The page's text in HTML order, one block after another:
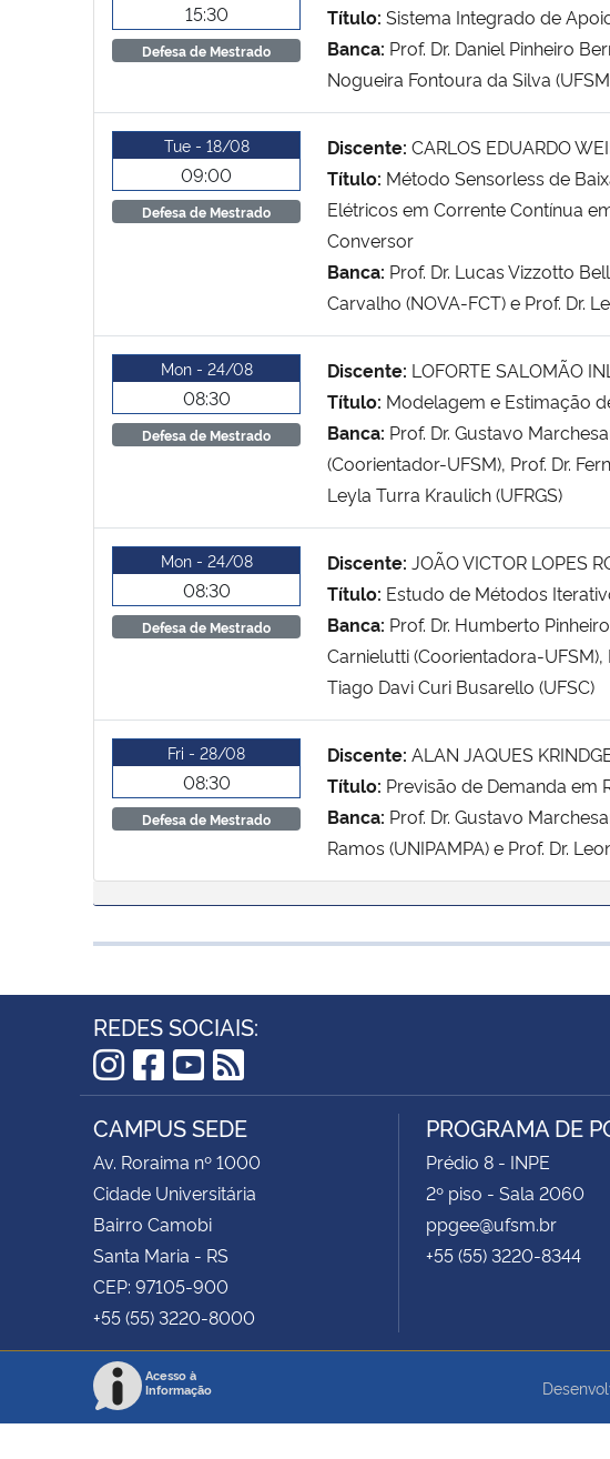
15:30
Defesa de Mestrado
Título:Sistema Integrado de
Banca: Prof. Dr. Daniel Pinheiro
Nogueira Fontoura da Silva
Tue - 18/08
09:00
Defesa de Mestrado
Discente:CARLOS EDUARDO
Título: Método Sensorless de
Elétricos em Corrente Contínua
Conversor
Banca: Prof. Dr. Lucas Vizzotto
Carvalho (NOVA-FCT) e Prof. Dr.
Mon - 24/08
08:30
Defesa de Mestrado
Discente: LOFORTE SALOMÃO
Título: Modelagem e Estimação
Banca: Prof. Dr. Gustavo
(Coorientador-UFSM), Prof. Dr.
Leyla Turra Kraulich (UFRGS)
Mon - 24/08
08:30
Defesa de Mestrado
Discente:JOÃO VICTOR LOPES
Título: Estudo de Métodos
Banca: Prof. Dr. Humberto
Carnielutti (Coorientadora-UFSM),
Tiago Davi Curi Busarello (UFSC)
Fri - 28/08
08:30
Defesa de Mestrado
Discente:ALAN JAQUES
Título: Previsão de Demanda em
Banca: Prof. Dr. Gustavo
Ramos (UNIPAMPA) e Prof. Dr.
REDES SOCIAIS:
Instagram
Facebook
YouTube
RSS
CAMPUS SEDE
Av. Roraima nº 1000
Cidade Universitária
Bairro Camobi
Santa Maria - RS
CEP: 97105-900
+55 (55) 3220-8000
PROGRAMA DE
Prédio 8 - INPE
2º piso - Sala 2060
ppgee@ufsm.br
+55 (55) 3220-8344
Acesso à
Informação